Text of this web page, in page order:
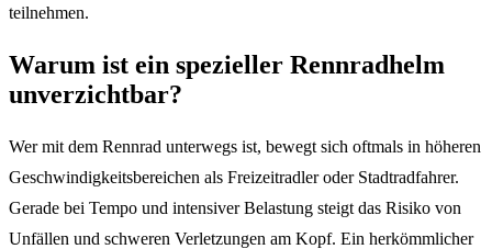
teilnehmen.
Warum ist ein spezieller Rennradhelm
unverzichtbar?
Wer mit dem Rennrad unterwegs ist, bewegt sich oftmals in höheren
Geschwindigkeitsbereichen als Freizeitradler oder Stadtradfahrer.
Gerade bei Tempo und intensiver Belastung steigt das Risiko von
Unfällen und schweren Verletzungen am Kopf. Ein herkömmlicher